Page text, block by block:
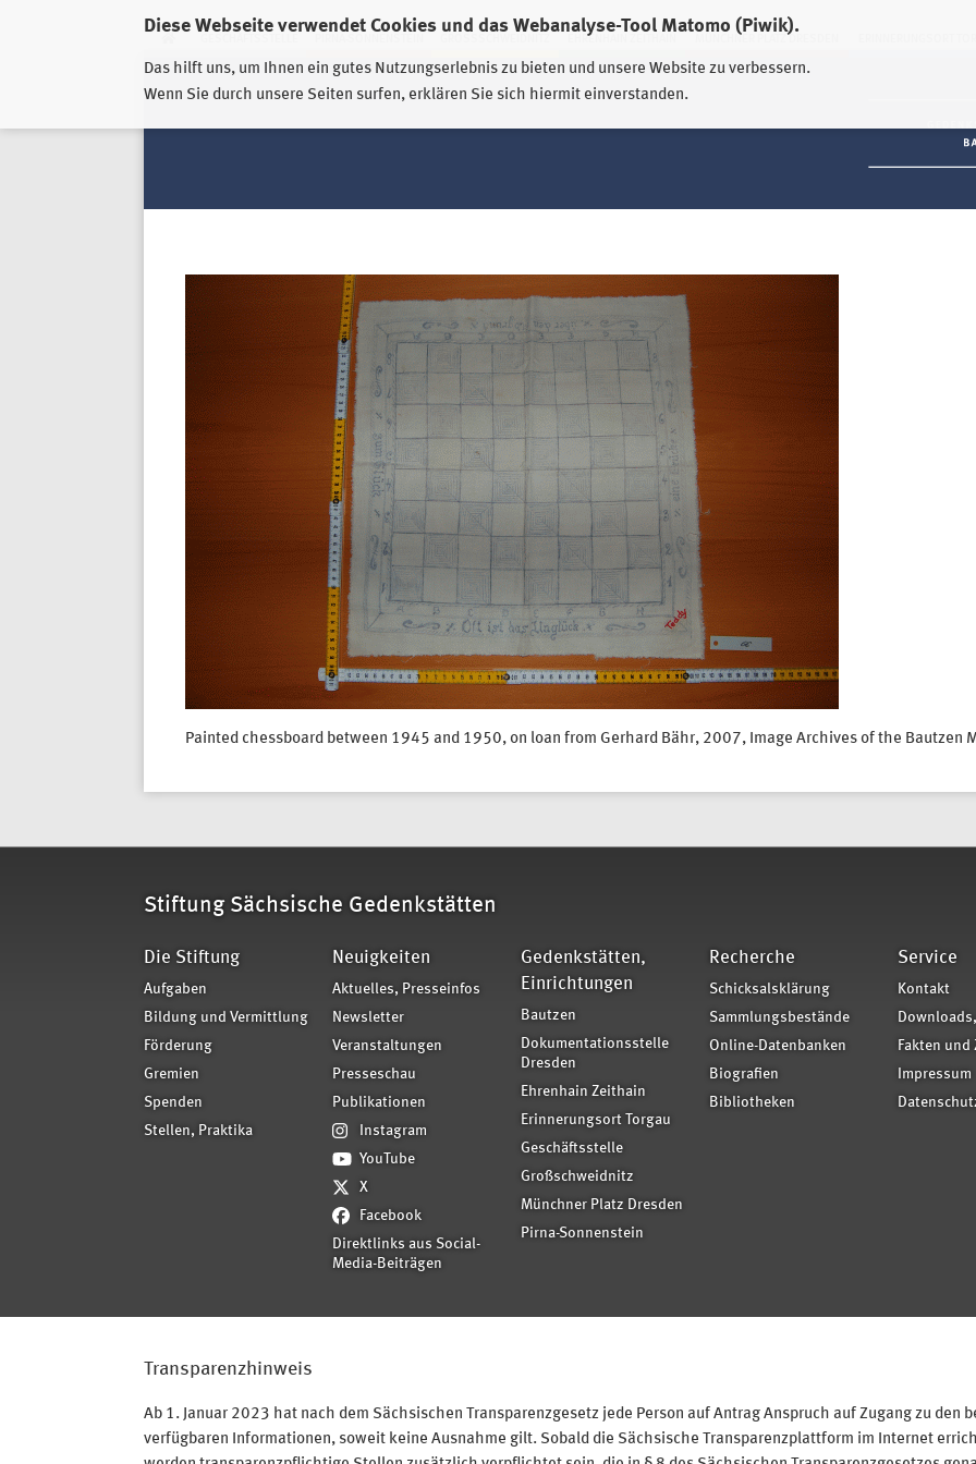
Diese Webseite verwendet Cookies und das Webanalyse-Tool Matomo (Piwik).
Das hilft uns, um Ihnen ein gutes Nutzungserlebnis zu bieten und unsere Website zu verbessern.
Wenn Sie durch unsere Seiten surfen, erklären Sie sich hiermit einverstanden.
EHRENHAIN ZEITHAIN MÜNCHNER PLATZ DRESDEN
Painted chessboard between 1945 and 1950, on loan from Gerhard Bähr, 2007, Image Archives of the Bautzen
Stiftung Sächsische Gedenkstätten
Die Stiftung
Aufgaben
Bildung und Vermittlung
Förderung
Gremien
Spenden
Stellen, Praktika
Neuigkeiten
Aktuelles, Presseinfos
Newsletter
Veranstaltungen
Presseschau
Publikationen
Instagram
YouTube
X
Facebook
Direktlinks aus Social-
Media-Beiträgen
Gedenkstätten,
Einrichtungen
Bautzen
Dokumentationsstelle
Dresden
Ehrenhain Zeithain
Erinnerungsort Torgau
Geschäftsstelle
Großschweidnitz
Münchner Platz Dresden
Pirna-Sonnenstein
Recherche
Schicksalsklärung
Sammlungsbestände
Online-Datenbanken
Biografien
Bibliotheken
Service
Kontakt
Fakten und
Impressum
Transparenzhinweis
Ab 1. Januar 2023 hat nach dem Sächsischen Transparenzgesetz jede Person auf Antrag Anspruch auf Zugang zu den
verfügbaren Informationen, soweit keine Ausnahme gilt. Sobald die Sächsische Transparenzplattform im Internet